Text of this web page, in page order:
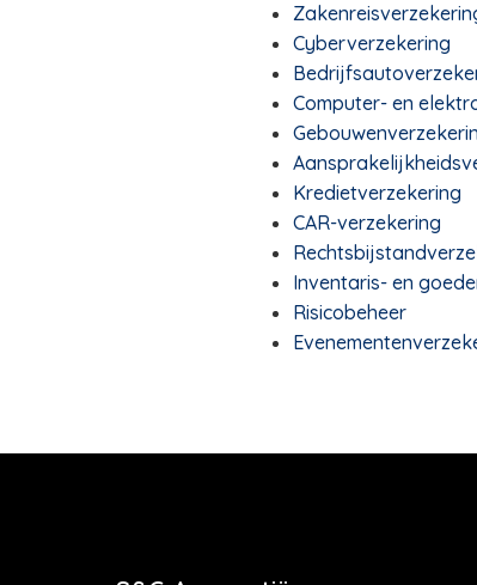
Cyberverzekering
Computer- en
Kredietverzekering
CAR-verzekering
Inventaris- en
Risicobeheer